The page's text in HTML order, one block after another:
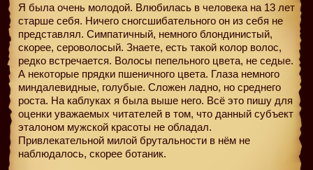
Я была очень молодой. Влюбилась в человека на 13 лет
старше себя. Ничего сногсшибательного он из себя не
представлял. Симпатичный, немного блондинистый,
скорее, сероволосый. Знаете, есть такой колор волос,
редко встречается. Волосы пепельного цвета, не седые.
А некоторые прядки пшеничного цвета. Глаза немного
миндалевидные, голубые. Сложен ладно, но среднего
роста. На каблуках я была выше него. Всё это пишу для
оценки уважаемых читателей в том, что данный субъект
эталоном мужской красоты не обладал.
Привлекательной милой брутальности в нём не
наблюдалось, скорее ботаник.